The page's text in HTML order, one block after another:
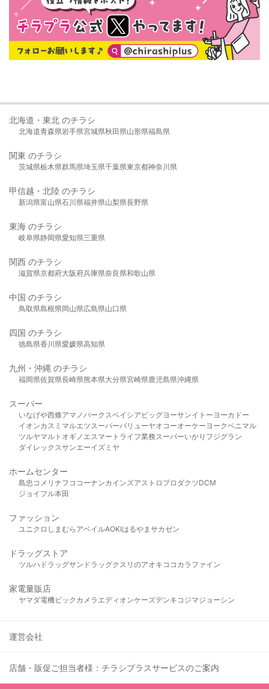
北海道・東北 のチラシ
北海道青森県岩手県宮城県秋田県山形県福島県
関東 のチラシ
茨城県栃木県群馬県埼玉県千葉県東京都神奈川県
甲信越・北陸 のチラシ
新潟県富山県石川県福井県山梨県長野県
東海 のチラシ
岐阜県静岡県愛知県三重県
関西 のチラシ
滋賀県京都府大阪府兵庫県奈良県和歌山県
中国 のチラシ
鳥取県島根県岡山県広島県山口県
四国 のチラシ
徳島県香川県愛媛県高知県
九州・沖縄 のチラシ
福岡県佐賀県長崎県熊本県大分県宮崎県鹿児島県沖縄県
スーパー
いなげや西條アマノパークスベイシア ビッグヨーサンイトーヨーカドー
イオンカスミ マルエツスーパーバリューヤオコーオーケー ヨークベニマル
ツルヤマルト オギノ エスマート ライフ業務スーパーいかり フジグラン
ダイレックスサンエーイズミヤ
ホームセンター
島忠 コメリ ナフコ コーナンカインズアストロプロダクツDCM
ジョイフル本田
ファッション
ユニクロ しまむら アベイルAOKIはるやま サカゼン
ドラッグストア
ツルハドラッグサンドラッグクスリのアオキ ココカラファイン
家電量販店
ヤマダ電機ビックカメラ エディオンケーズデンキ コジマジョーシン
運営会社
店舗・販促ご担当者様：チラシプラスサービスのご案内